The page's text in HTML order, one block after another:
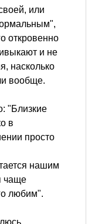
или
откровенно
и не
насколько
вообще.
"Близкие
в
просто
нашим
чаще
любим".